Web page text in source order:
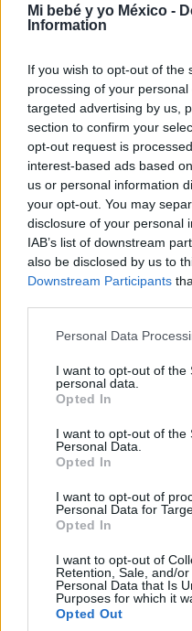
Mi bebé y yo México -
Information
If you wish to opt-out of the
processing of your
targeted advertising by us,
section to confirm your
opt-out request is
interest-based ads based
us or personal information
your opt-out. You may
disclosure of your personal
IAB’s list of downstream
also be disclosed by us to
Downstream Participants
Personal Data
I want to opt-out of the
personal data.
Opted In
I want to opt-out of the
Personal Data.
Opted In
I want to opt-out of
Personal Data for
Opted In
I want to opt-out of
Retention, Sale, and/
Personal Data that Is
Purposes for which it
Opted Out
Cuidados